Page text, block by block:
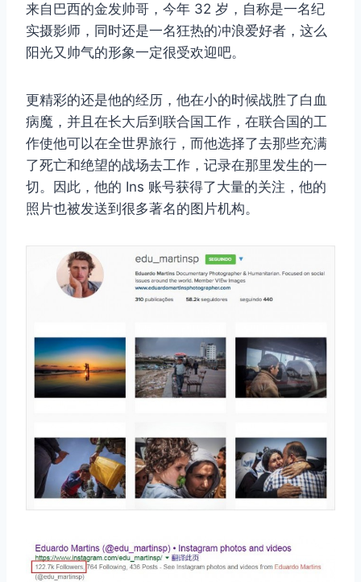
来自巴西的金发帅哥，今年 32 岁，自称是一名纪
实摄影师，同时还是一名狂热的冲浪爱好者，这么
阳光又帅气的形象一定很受欢迎吧。
更精彩的还是他的经历，他在小的时候战胜了白血
病魔，并且在长大后到联合国工作，在联合国的工
作使他可以在全世界旅行，而他选择了去那些充满
了死亡和绝望的战场去工作，记录在那里发生的一
切。因此，他的 Ins 账号获得了大量的关注，他的
照片也被发送到很多著名的图片机构。